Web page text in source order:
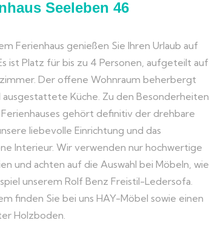
Seeleben 46
Ferienhaus genießen Sie Ihren Urlaub auf
ist Platz für bis zu 4 Personen, aufgeteilt auf
Der offene Wohnraum beherbergt
ausgestattete Küche. Zu den Besonderheiten
gehört definitiv der drehbare
liebevolle Einrichtung und das
Interieur. Wir verwenden nur hochwertige
und achten auf die Auswahl bei Möbeln, wie
unserem Rolf Benz Freistil-Ledersofa.
finden Sie bei uns HAY-Möbel sowie einen
Holzboden.